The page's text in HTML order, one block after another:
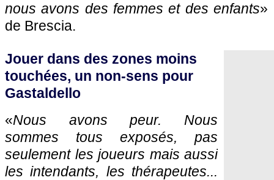
nous avons des femmes et des enfants»
de Brescia.
Jouer dans des zones moins
touchées, un non-sens pour
Gastaldello
«Nous avons peur. Nous
sommes tous exposés, pas
seulement les joueurs mais aussi
les intendants, les thérapeutes...